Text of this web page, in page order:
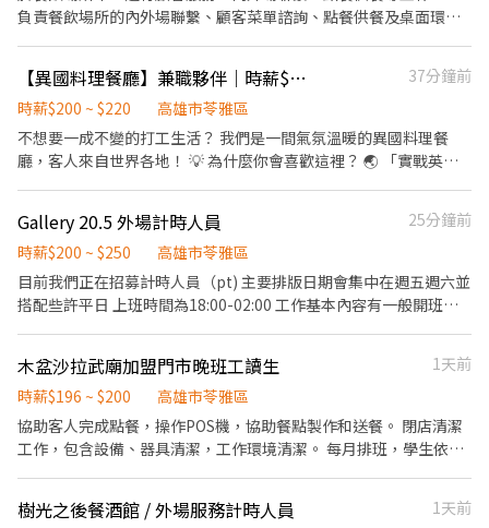
聚會
負責餐飲場所的內外場聯繫、顧客菜單諮詢、點餐供餐及桌面環境
作並配合公司營運 5.協助完成主管交辦事項 6.擁有一顆熱愛火辣辣
【異國料理餐廳】兼職夥伴｜時薪$200-220｜免下廚、可練英文 ☕✨
37分鐘前
時薪$200 ~ $220
高雄市苓雅區
不想要一成不變的打工生活？ 我們是一間氣氛溫暖的異國料理餐
廳，客人來自世界各地！ 💡 為什麼你會喜歡這裡？ 🌏 「實戰英
班也能有好心情 📋 工作內容： 外場服務(帶位、菜單介紹等) 內場備
餐(生鮮備料、熱食製作"無須烹煮"、調製飲品與甜點) POS點餐、
結帳收銀 環境整理維護 不定期接待外國客人，用得上英文的好機
會！ ⏰ 排班時間： 平日一三五：午班 11:30-15:30 或 晚班 17:00-
表現調整 心動不如馬上行動！期待有溫度的你加入我們 ❤️
Gallery 20.5 外場計時人員
25分鐘前
時薪$200 ~ $250
高雄市苓雅區
目前我們正在招募計時人員（pt) 主要排版日期會集中在週五週六並
搭配些許平日 上班時間為18:00-02:00 工作基本內容有一般開班收
木盆沙拉武廟加盟門市晚班工讀生
1天前
時薪$196 ~ $200
高雄市苓雅區
協助客人完成點餐，操作POS機，協助餐點製作和送餐。 閉店清潔
工作，包含設備、器具清潔，工作環境清潔。 每月排班，學生依照
樹光之後餐酒館 / 外場服務計時人員
1天前